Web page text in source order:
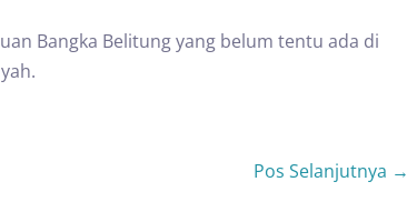
Bangka Belitung yang belum tentu ada di
Pos Selanjutnya →